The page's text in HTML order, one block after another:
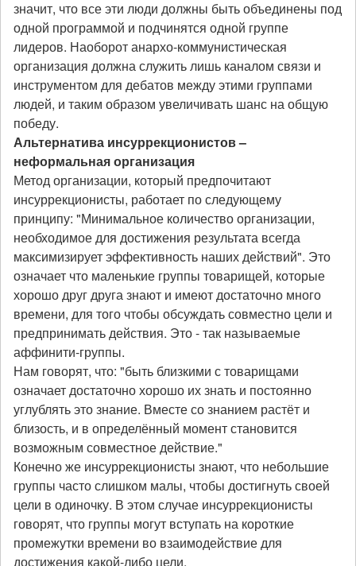
значит, что все эти люди должны быть объединены под
одной программой и подчинятся одной группе
лидеров. Наоборот анархо-коммунистическая
организация должна служить лишь каналом связи и
инструментом для дебатов между этими группами
людей, и таким образом увеличивать шанс на общую
победу.
Альтернатива инсуррекционистов –
неформальная организация
Метод организации, который предпочитают
инсуррекционисты, работает по следующему
принципу: "Минимальное количество организации,
необходимое для достижения результата всегда
максимизирует эффективность наших действий". Это
означает что маленькие группы товарищей, которые
хорошо друг друга знают и имеют достаточно много
времени, для того чтобы обсуждать совместно цели и
предпринимать действия. Это - так называемые
аффинити-группы.
Нам говорят, что: "быть близкими с товарищами
означает достаточно хорошо их знать и постоянно
углублять это знание. Вместе со знанием растёт и
близость, и в определённый момент становится
возможным совместное действие."
Конечно же инсуррекционисты знают, что небольшие
группы часто слишком малы, чтобы достигнуть своей
цели в одиночку. В этом случае инсуррекционисты
говорят, что группы могут вступать на короткие
промежутки времени во взаимодействие для
достижения какой-либо цели.